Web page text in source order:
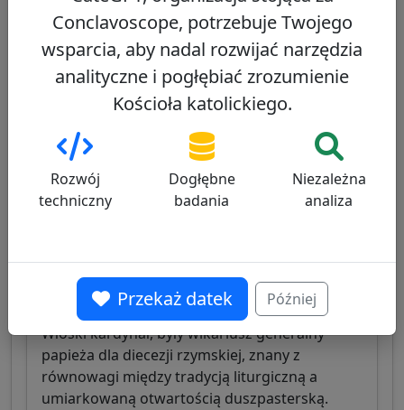
Rycerskiego Grobu Bożego w Jerozolimie, były
prefekt Kongregacji ds. Ewangelizacji
Narodów, znany z doświadczenia
misjonarskiego i dyplomatycznego.
Zobacz profil
47/100
Angelo De Donatis
Włoski kardynał, były wikariusz generalny
papieża dla diecezji rzymskiej, znany z
równowagi między tradycją liturgiczną a
umiarkowaną otwartością duszpasterską.
Conclavoscope, potrzebuje Twojego
wsparcia, aby nadal rozwijać narzędzia
analityczne i pogłębiać zrozumienie
Kościoła katolickiego.
Rozwój
techniczny
Dogłębne
badania
Niezależna
analiza
Przekaż datek Później